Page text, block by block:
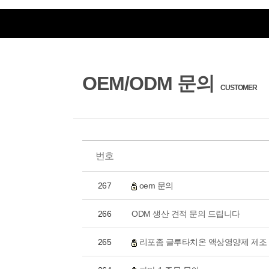
OEM/ODM 문의 CUSTOMER
번호
267 oem 문의
266 ODM 생산 견적 문의 드립니다
265 리포좀 글루타치온 액상영양제 제조